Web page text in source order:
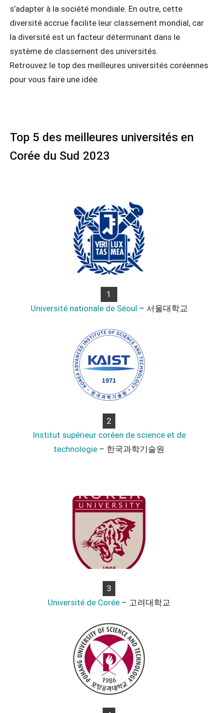
s’adapter à la société mondiale. En outre, cette
diversité accrue facilite leur classement mondial, car
la diversité est un facteur déterminant dans le
système de classement des universités.
Retrouvez le top des meilleures universités coréennes
pour vous faire une idée.
Top 5 des meilleures universités en
Corée du Sud 2023
1
Université nationale de Séoul – 서울대학교
2
Institut supérieur coréen de science et de
technologie – 한국과학기술원
3
Université de Corée – 고려대학교